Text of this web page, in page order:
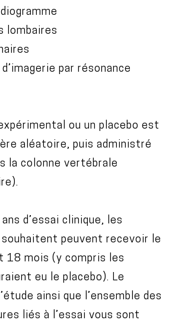
lombaires
par résonance
ou un placebo est
aléatoire, puis administré
la colonne vertébrale
d’essai clinique, les
souhaitent peuvent recevoir le
18 mois (y compris les
eu le placebo). Le
ainsi que l’ensemble des
liés à l’essai vous sont